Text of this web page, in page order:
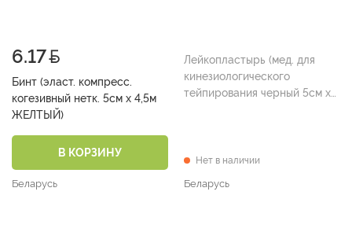
6.17
Бинт (эласт. компресс.
когезивный нетк. 5см х 4,5м
ЖЕЛТЫЙ)
В КОРЗИНУ
Беларусь
Лейкопластырь (мед. для
кинезиологического
тейпирования черный 5см х
Нет в наличии
Беларусь